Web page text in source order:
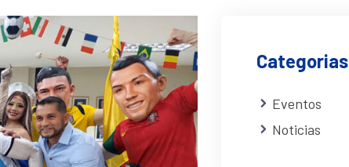
Categorias
Eventos
Noticias